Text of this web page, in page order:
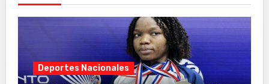
Deportes Nacionales